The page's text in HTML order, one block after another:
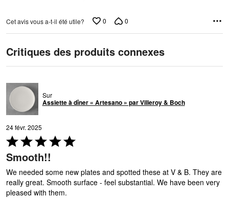
Cet avis vous a-t-il été utile? 0 0
Critiques des produits connexes
Sur
Assiette à dîner « Artesano » par Villeroy & Boch
24 févr. 2025
Coté
5 sur
5
Smooth!!
We needed some new plates and spotted these at V & B. They are
really great. Smooth surface - feel substantial. We have been very
pleased with them.